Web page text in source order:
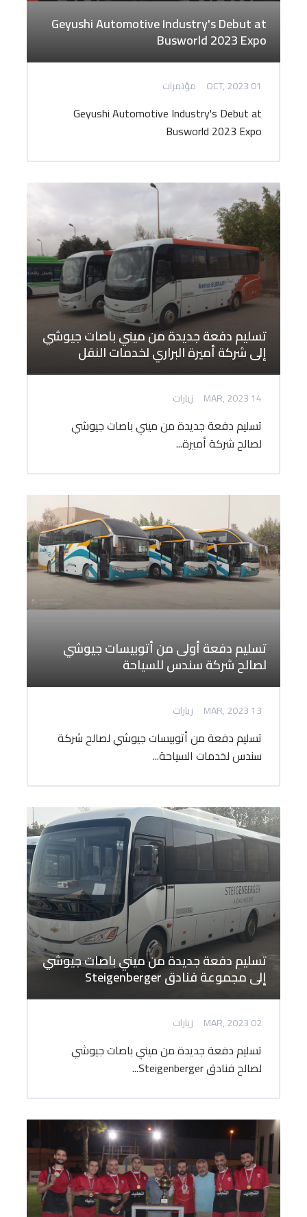
Geyushi Automotive Industry's Debut at
Busworld 2023 Expo
01 OCT, 2023 مؤتمرات
Geyushi Automotive Industry's Debut at
Busworld 2023 Expo
تسليم دفعة جديدة من ميني باصات جيوشي
إلى شركة أميرة البراري لخدمات النقل
14 MAR, 2023 زيارات
تسليم دفعة جديدة من ميني باصات جيوشي
لصالح شركة أميرة...
تسليم دفعة أولى من أتوبيسات جيوشي
لصالح شركة سندس للسياحة
13 MAR, 2023 زيارات
تسليم دفعة من أتوبيسات جيوشي لصالح شركة
سندس لخدمات السياحة...
تسليم دفعة جديدة من ميني باصات جيوشي
إلى مجموعة فنادق Steigenberger
02 MAR, 2023 زيارات
تسليم دفعة جديدة من ميني باصات جيوشي
لصالح فنادق Steigenberger...